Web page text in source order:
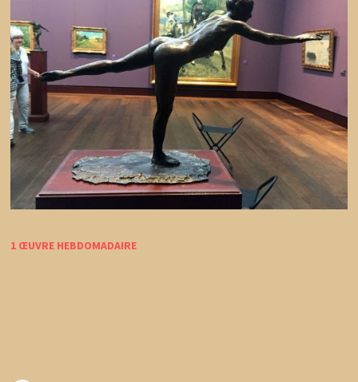
1 ŒUVRE HEBDOMADAIRE